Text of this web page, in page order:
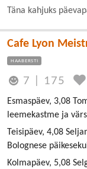
Täna kahjuks
Cafe Lyon
HAABERSTI
7 175
Esmaspäev, 3,08
leemekastme ja
Teisipäev, 4,08
Bolognese
Kolmapäev, 5,08